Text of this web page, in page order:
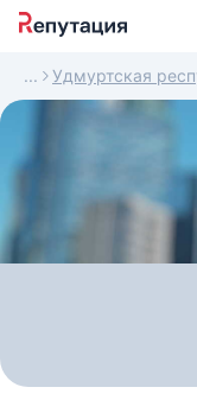
Удмуртская